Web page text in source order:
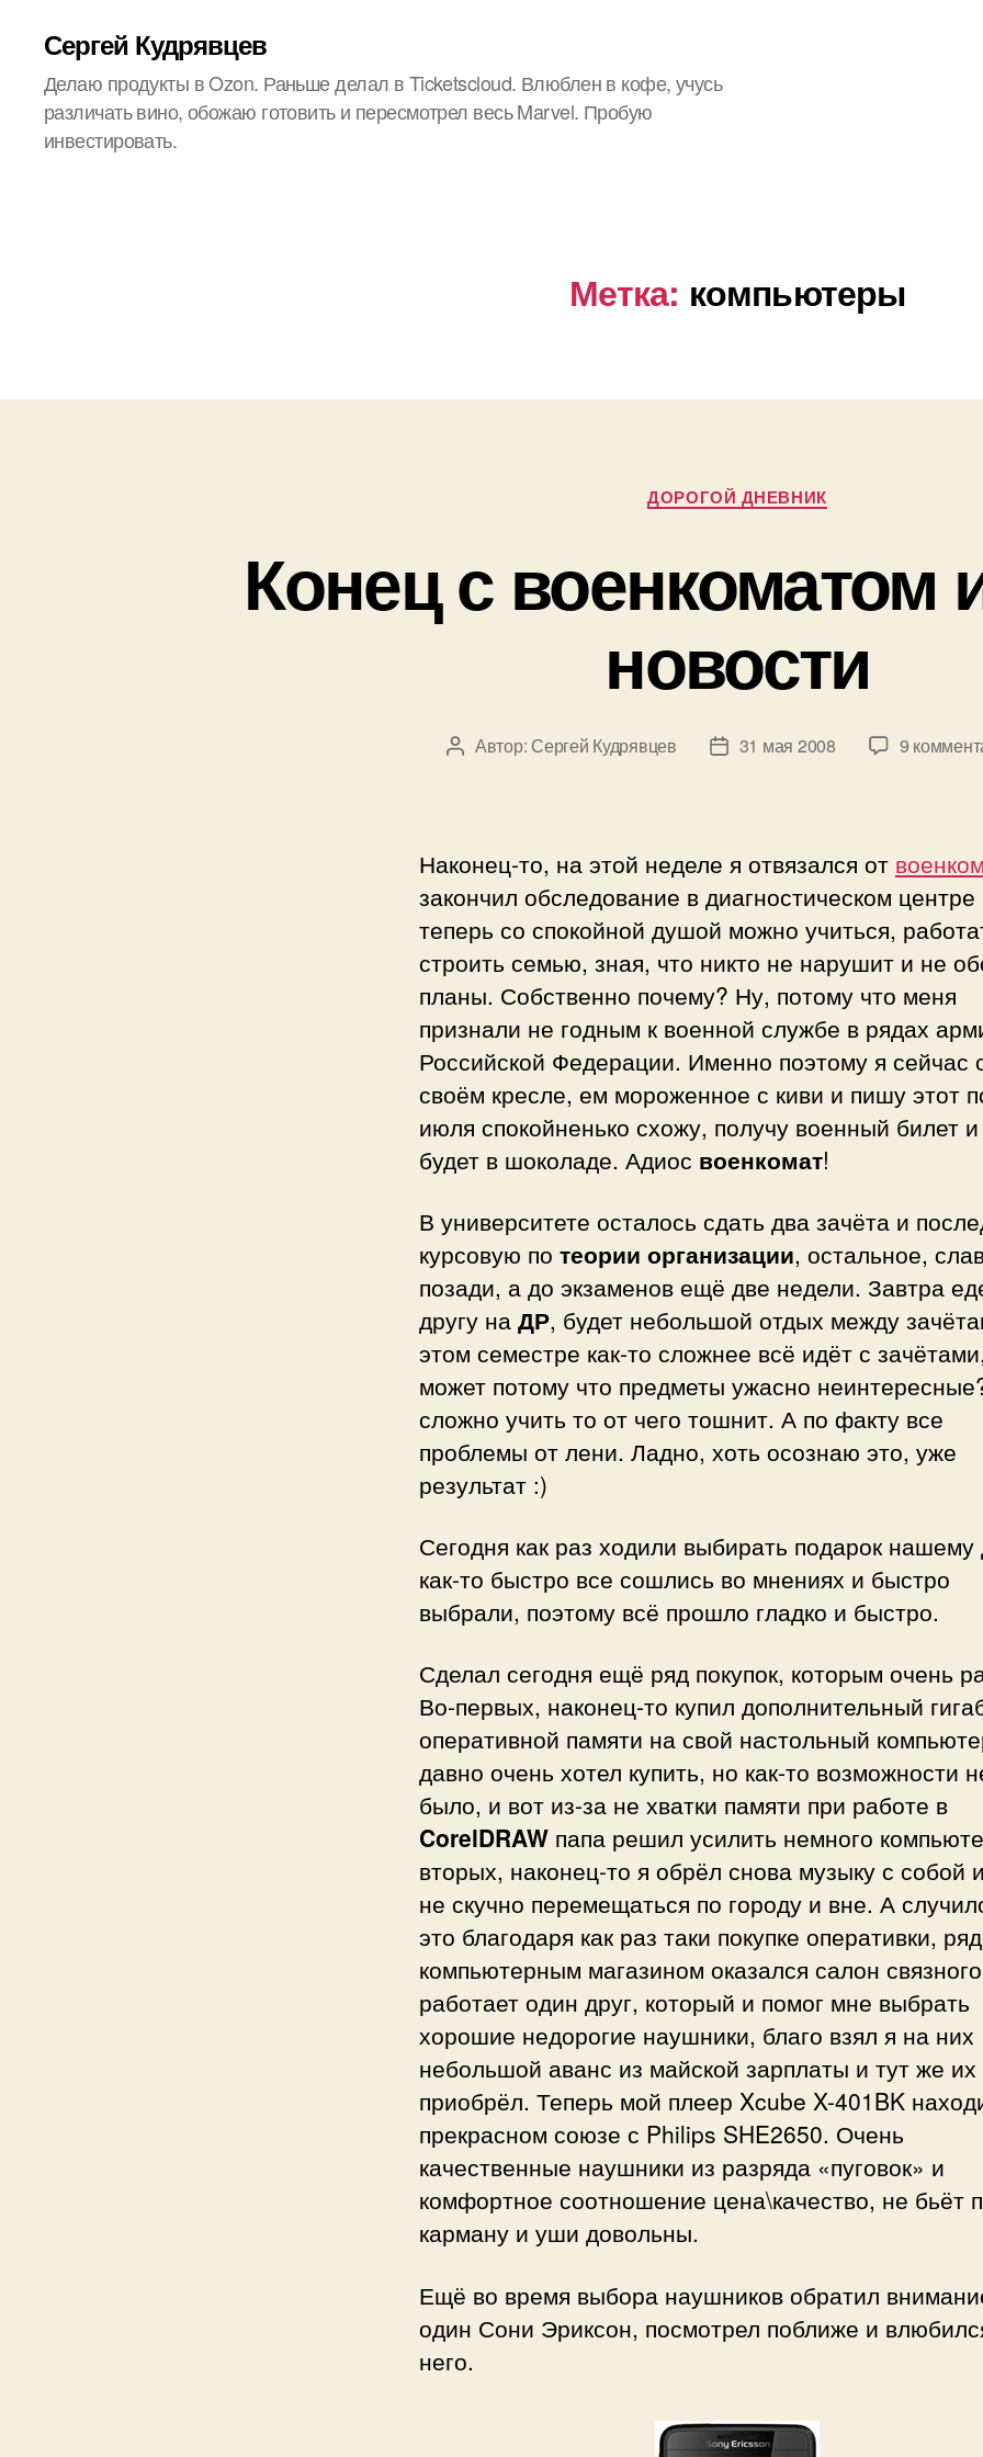
Сергей Кудрявцев
Делаю продукты в Ozon. Раньше делал в Ticketscloud. Влюблен в кофе, учусь
различать вино, обожаю готовить и пересмотрел весь Marvel. Пробую
инвестировать.
Метка: компьютеры
Рубрики
ДОРОГОЙ ДНЕВНИК
Конец с военкоматом
новости
Автор
Автор: Сергей Кудрявцев
Дата31 мая 2008 9
Наконец-то, на этой неделе я отвязался от
закончил обследование в диагностическом центре
теперь со спокойной душой можно учиться,
строить семью, зная, что никто не нарушит и не
планы. Собственно почему? Ну, потому что меня
признали не годным к военной службе в рядах
Российской Федерации. Именно поэтому я сейчас
своём кресле, ем мороженное с киви и пишу этот
июля спокойненько схожу, получу военный билет
будет в шоколаде. Адиос военкомат!
В университете осталось сдать два зачёта и
курсовую по теории организации, остальное,
позади, а до экзаменов ещё две недели. Завтра
другу на ДР, будет небольшой отдых между
этом семестре как-то сложнее всё идёт с
может потому что предметы ужасно
сложно учить то от чего тошнит. А по факту все
проблемы от лени. Ладно, хоть осознаю это, уже
результат :)
Сегодня как раз ходили выбирать подарок нашему
как-то быстро все сошлись во мнениях и быстро
выбрали, поэтому всё прошло гладко и быстро.
Сделал сегодня ещё ряд покупок, которым очень
Во-первых, наконец-то купил дополнительный
оперативной памяти на свой настольный
давно очень хотел купить, но как-то возможности
было, и вот из-за не хватки памяти при работе в
CorelDRAW папа решил усилить немного
вторых, наконец-то я обрёл снова музыку с собой
не скучно перемещаться по городу и вне. А
это благодаря как раз таки покупке оперативки,
компьютерным магазином оказался салон
работает один друг, который и помог мне выбрать
хорошие недорогие наушники, благо взял я на них
небольшой аванс из майской зарплаты и тут же их
приобрёл. Теперь мой плеер Xcube X-401BK
прекрасном союзе с Philips SHE2650. Очень
качественные наушники из разряда «пуговок» и
комфортное соотношение цена\качество, не бьёт
карману и уши довольны.
Ещё во время выбора наушников обратил
один Сони Эриксон, посмотрел поближе и
него.